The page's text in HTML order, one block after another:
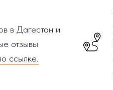
в Дагестан и
отзывы
ссылке.